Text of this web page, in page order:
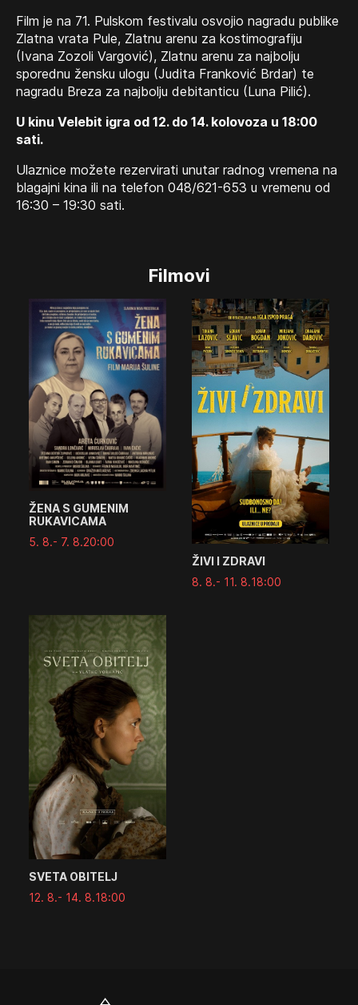
Film je na 71. Pulskom festivalu osvojio nagradu publike
Zlatna vrata Pule, Zlatnu arenu za kostimografiju
(Ivana Zozoli Vargović), Zlatnu arenu za najbolju
sporednu žensku ulogu (Judita Franković Brdar) te
nagradu Breza za najbolju debitanticu (Luna Pilić).
U kinu Velebit igra od 12. do 14. kolovoza u 18:00
sati.
Ulaznice možete rezervirati unutar radnog vremena na
blagajni kina ili na telefon 048/621-653 u vremenu od
16:30 – 19:30 sati.
Filmovi
ŽENA S GUMENIM
RUKAVICAMA
5. 8.- 7. 8.20:00
ŽIVI I ZDRAVI
8. 8.- 11. 8.18:00
SVETA OBITELJ
12. 8.- 14. 8.18:00